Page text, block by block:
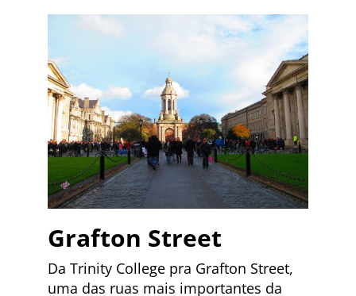
Grafton Street
Da Trinity College pra Grafton Street,
uma das ruas mais importantes da